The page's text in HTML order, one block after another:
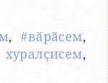
,#вӑрӑсем,
,